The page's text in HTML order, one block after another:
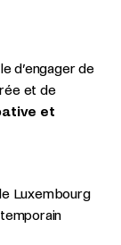
d’engager de
et de
et
Luxembourg